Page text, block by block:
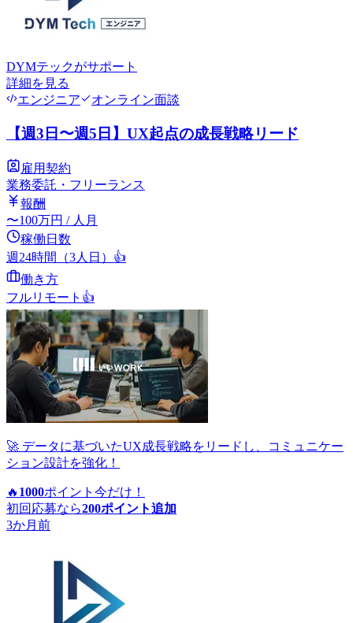
DYMテックがサポート
詳細を見る
エンジニア
オンライン面談
【週3日〜週5日】UX起点の成長戦略リード
雇用契約
業務委託・フリーランス
報酬
〜100万円 / 人月
稼働日数
週24時間（3人日） 👍
働き方
フルリモート 👍
🚀 データに基づいたUX成長戦略をリードし、コミュニケー
ション設計を強化！
🔥 1000ポイント 今だけ！
初回応募なら200ポイント追加
3か月前